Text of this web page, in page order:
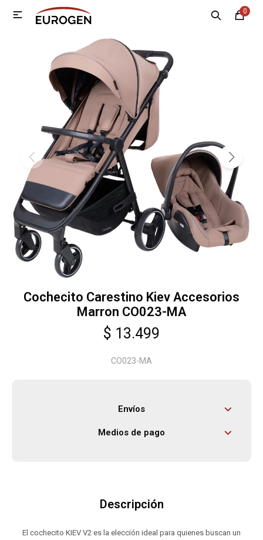
0

Cochecito Carestino Kiev Accesorios
Marron CO023-MA
$ 13.499
CO023-MA
Envíos
Medios de pago
Descripción
El cochecito KIEV V2 es la elección ideal para quienes buscan un
MI CUENTA
Nosotros Contacto
Electrodomésticos
Tecnología
Climatización
Motos
Bicicletas
Herramientas